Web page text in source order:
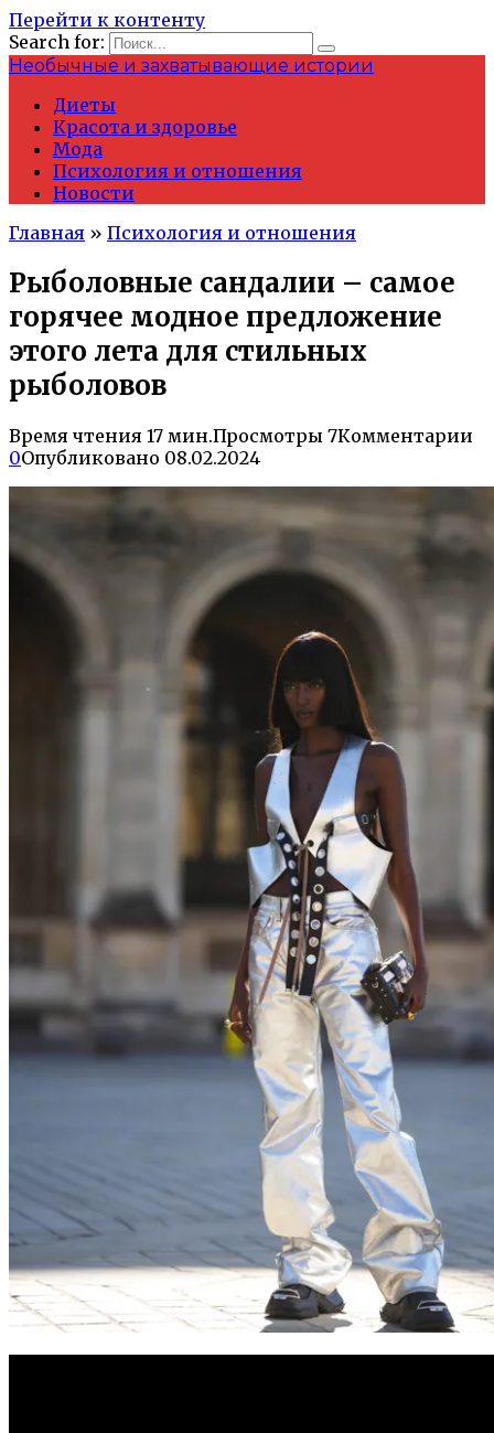
Перейти к контенту
Search for:
Необычные и захватывающие истории
Диеты
Красота и здоровье
Мода
Психология и отношения
Новости
Главная » Психология и отношения
Рыболовные сандалии – самое
горячее модное предложение
этого лета для стильных
рыболовов
Время чтения 17 мин.Просмотры 7Комментарии
0Опубликовано 08.02.2024